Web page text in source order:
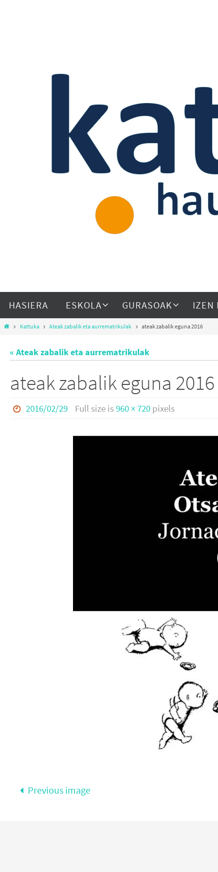
HASIERA ESKOLA GURASOAK IZEN
Kattuka Ateak zabalik eta aurrematrikulak ateak zabalik eguna 2016
« Ateak zabalik eta aurrematrikulak
ateak zabalik eguna 2016
2016/02/29 Full size is960 × 720pixels
Previous image